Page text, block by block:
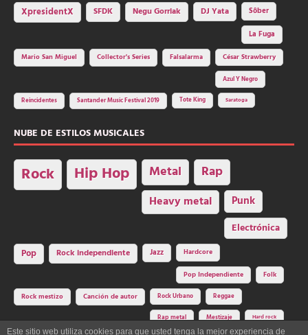
XpresidentX SFDK Negu Gorriak DJ Yata
Sôber
La Fuga
Mario San Miguel
Collector's Series Falsalarma César Strawberry
Azul Y Negro
Reincidentes Santander Music Festival 2019 Tote King Saratoga
NUBE DE ESTILOS MUSICALES
Rock Hip Hop Metal Rap
Heavy metal Punk
Electrónica
Pop Rock independiente Jazz Hardcore
Pop Independiente Folk
Rock mestizo Canción de autor Rock Urbano Reggae
Rap metal Mestizaje Hard rock
Este sitio web utiliza cookies para que usted tenga la mejor experiencia de